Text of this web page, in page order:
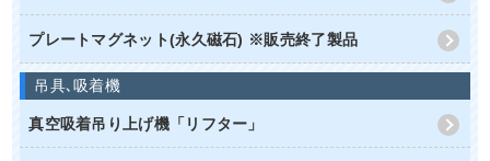
プレートマグネット(永久磁石) ※販売終了製品
吊具､吸着機
真空吸着吊り上げ機「リフター」